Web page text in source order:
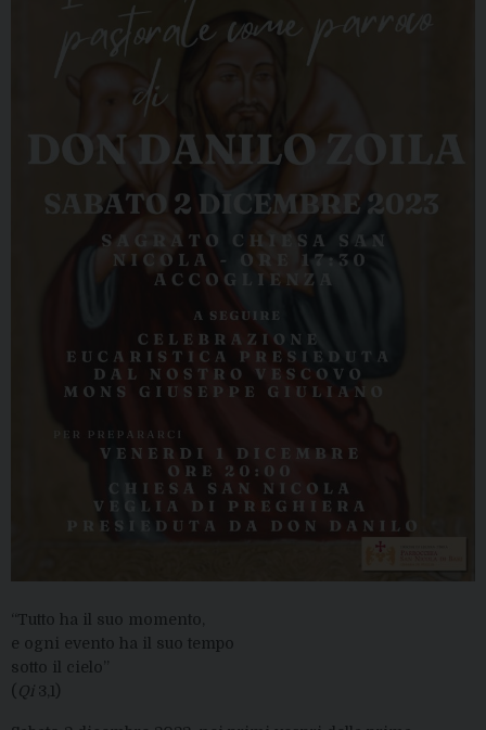
“Tutto ha il suo momento,
e ogni evento ha il suo tempo
sotto il cielo”
( Qi3,1)